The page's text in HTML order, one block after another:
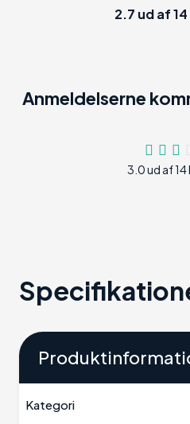
2.7 ud af14
Anmeldelserne
3.0 ud af 14
Kategori